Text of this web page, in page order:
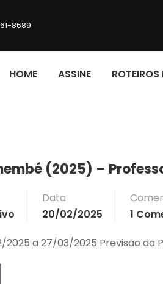
8689
HOME ASSINE
(2025) –
Data
20/02/2025
1
a 27/03/2025 Previsão da